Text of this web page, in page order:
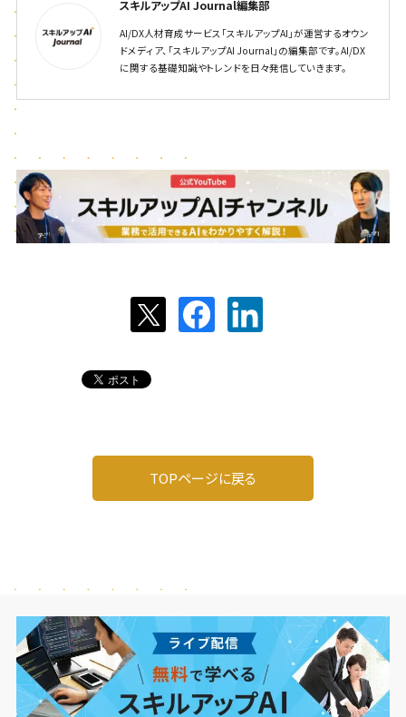
スキルアップAI Journal編集部
AI/DX人材育成サービス「スキルアップAI」が運営するオウン
ドメディア、「スキルアップAI Journal」の編集部です。AI/DX
に関する基礎知識やトレンドを日々発信していきます。
TOPページに戻る